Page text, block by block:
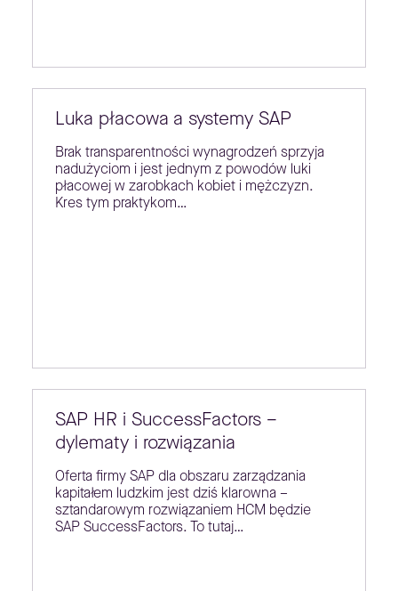
Luka płacowa a systemy SAP
Brak transparentności wynagrodzeń sprzyja
nadużyciom i jest jednym z powodów luki
płacowej w zarobkach kobiet i mężczyzn.
Kres tym praktykom…
SAP HR i SuccessFactors –
dylematy i rozwiązania
Oferta firmy SAP dla obszaru zarządzania
kapitałem ludzkim jest dziś klarowna –
sztandarowym rozwiązaniem HCM będzie
SAP SuccessFactors. To tutaj…